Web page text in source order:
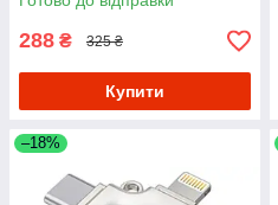
288 ₴ 325 ₴
Купити
–18%